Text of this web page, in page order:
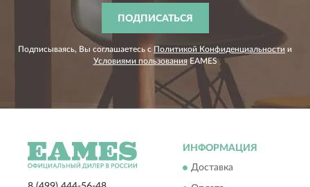
ПОДПИСАТЬСЯ
Подписываясь, Вы соглашаетесь с Политикой Конфиденциальности и
Условиями пользованияEAMES
ИНФОРМАЦИЯ
Доставка